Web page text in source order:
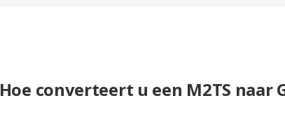
Hoe converteert u een M2TS naar